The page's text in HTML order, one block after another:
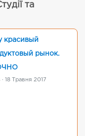
та
красивый
рынок.
· 18 Травня 2017